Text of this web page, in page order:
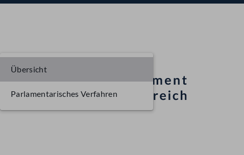
Übersicht
Parlamentarisches Verfahren